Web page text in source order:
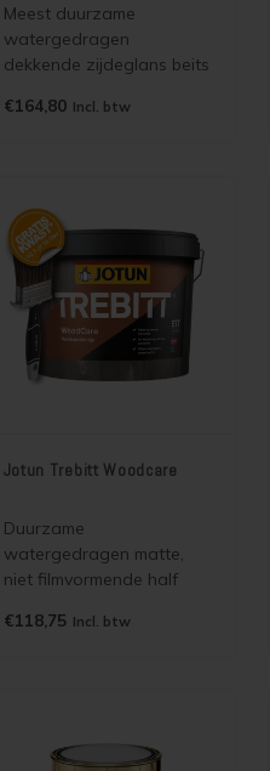
Meest duurzame
watergedragen
dekkende zijdeglans beits
deuren, vlonders,
€164,80 Incl. btw
Jotun Trebitt Woodcare
Duurzame
watergedragen matte,
niet filmvormende half
binnen en buiten. 2 in 1
hout zien.
€118,75 Incl. btw